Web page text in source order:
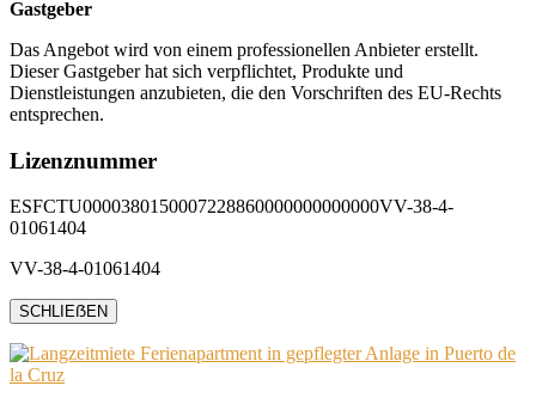
Gastgeber
Das Angebot wird von einem professionellen Anbieter erstellt.
Dieser Gastgeber hat sich verpflichtet, Produkte und
Dienstleistungen anzubieten, die den Vorschriften des EU-Rechts
entsprechen.
Lizenznummer
ESFCTU0000380150007228860000000000000VV-38-4-
01061404
VV-38-4-01061404
SCHLIEẞEN